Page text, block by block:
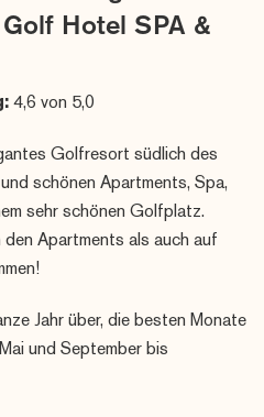
Golfurlaub in einem der
möchten.
Vigilio Golf (übernachten,
an Greenfees aufChervò
Plätzen in der Umgebung
Verona und Klassikern wie
reichsten Gegenden Italiens mit
Dörfern und Städten.
nach Bergamo, Mailand, Verona
Hotel SPA &
4,6 von 5,0
Golfresort südlich des
schönen Apartments, Spa,
sehr schönen Golfplatz.
Apartments als auch auf
Jahr über, die besten Monate
und September bis